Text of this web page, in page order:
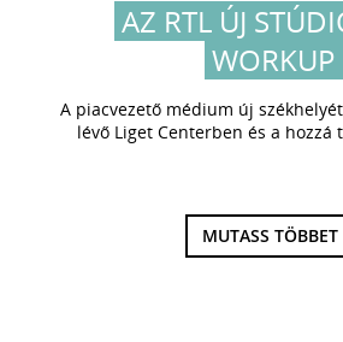
AZ RTL ÚJ
WORKUP
A piacvezető médium új
lévő Liget Centerben és a
MUTASS TÖBBET